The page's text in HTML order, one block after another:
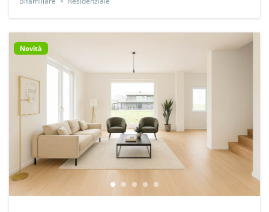
Novità